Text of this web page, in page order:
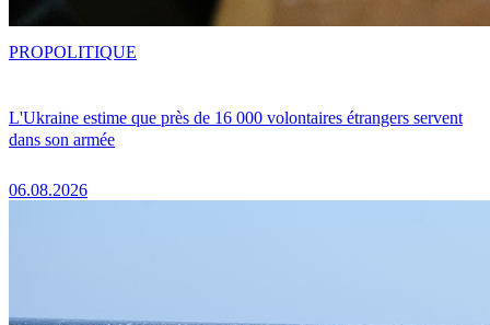
L'Ukraine estime que près de 16 000 volontaires étrangers servent
dans son armée
06.08.2026
PROPOLITIQUE